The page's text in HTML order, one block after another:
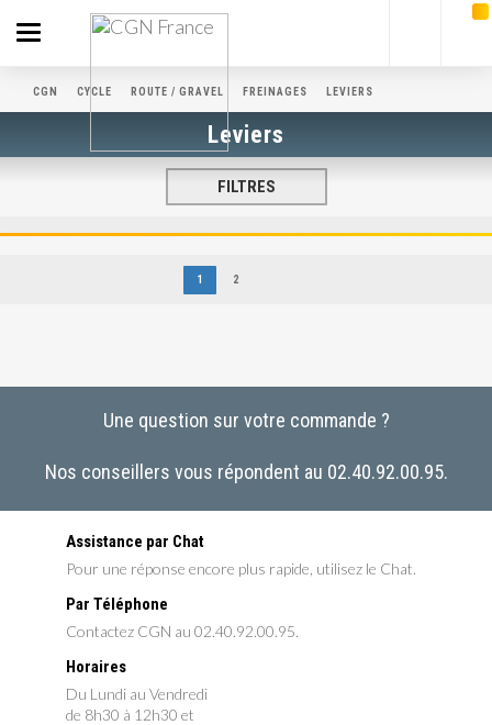
Toggle
navigation
CGN CYCLE ROUTE / GRAVEL FREINAGES LEVIERS
Leviers
FILTRES
1 2
Une question sur votre commande ?
Nos conseillers vous répondent au 02.40.92.00.95.
Assistance par Chat
Pour une réponse encore plus rapide, utilisez le Chat.
Par Téléphone
Contactez CGN au 02.40.92.00.95.
Horaires
Du Lundi au Vendredi
de 8h30 à 12h30 et